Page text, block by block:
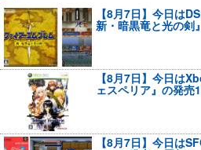
【8月7日】今日は
新・暗黒竜と光の剣
【8月7日】今日は
ェスペリア』の発売
【8月7日】今日は